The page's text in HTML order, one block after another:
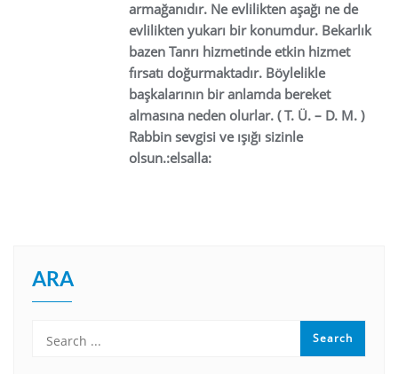
armağanıdır. Ne evlilikten aşağı ne de
evlilikten yukarı bir konumdur. Bekarlık
bazen Tanrı hizmetinde etkin hizmet
fırsatı doğurmaktadır. Böylelikle
başkalarının bir anlamda bereket
almasına neden olurlar. ( T. Ü. – D. M. )
Rabbin sevgisi ve ışığı sizinle
olsun.:elsalla:
ARA